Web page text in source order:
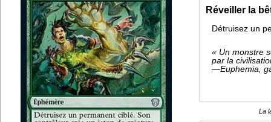
Réveiller la
Détruisez un
« Un monstre
par la
—Euphemia,
La